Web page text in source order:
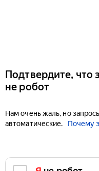
Подтвердите, что
не робот
Нам очень жаль, но
автоматические.
Почему